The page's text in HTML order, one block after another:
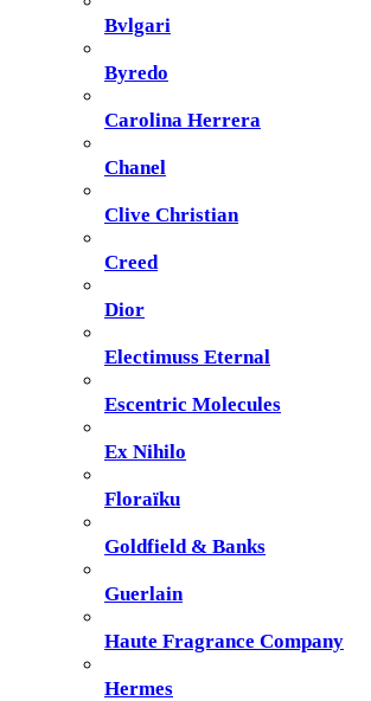
Bvlgari
Byredo
Carolina Herrera
Chanel
Clive Christian
Creed
Dior
Electimuss Eternal
Escentric Molecules
Ex Nihilo
Floraïku
Goldfield & Banks
Guerlain
Haute Fragrance Company
Hermes